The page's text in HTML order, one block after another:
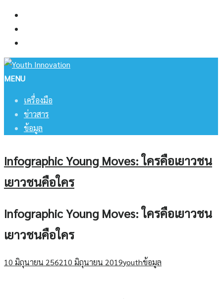
Skip
content
MENU
เครื่องมือ
ข่าวสาร
ข้อมูล
Infographic Young Moves: ใครคือเยาวชน
เยาวชนคือใคร
Infographic Young Moves: ใครคือเยาวชน
เยาวชนคือใคร
10 มิถุนายน 256210 มิถุนายน 2019youthข้อมูล